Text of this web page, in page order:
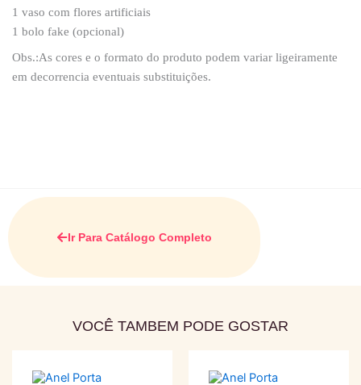
1 vaso com flores artificiais
1 bolo fake (opcional)
Obs.:As cores e o formato do produto podem variar ligeiramente
em decorrencia eventuais substituições.
Ir Para Catálogo Completo
VOCÊ TAMBEM PODE GOSTAR